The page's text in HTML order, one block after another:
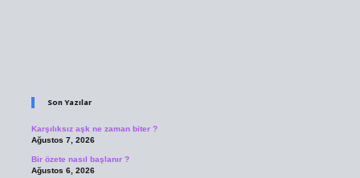
Son Yazılar
Karşılıksız aşk ne zaman biter ?
Ağustos 7, 2026
Bir özete nasıl başlanır ?
Ağustos 6, 2026